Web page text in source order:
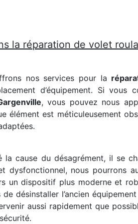
la réparation de volet
nos services pour la
d’équipement. Si
, vous pouvez nous
élément est méticuleusement
cause du désagrément, il se
dysfonctionnel, nous pourrons
un dispositif plus moderne et
désinstaller l’ancien
aussi rapidement que